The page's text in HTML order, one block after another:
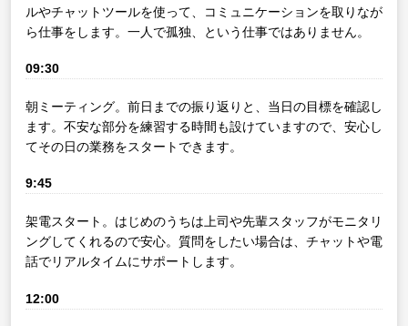
ルやチャットツールを使って、コミュニケーションを取りなが
ら仕事をします。一人で孤独、という仕事ではありません。
09:30
朝ミーティング。前日までの振り返りと、当日の目標を確認し
ます。不安な部分を練習する時間も設けていますので、安心し
てその日の業務をスタートできます。
9:45
架電スタート。はじめのうちは上司や先輩スタッフがモニタリ
ングしてくれるので安心。質問をしたい場合は、チャットや電
話でリアルタイムにサポートします。
12:00